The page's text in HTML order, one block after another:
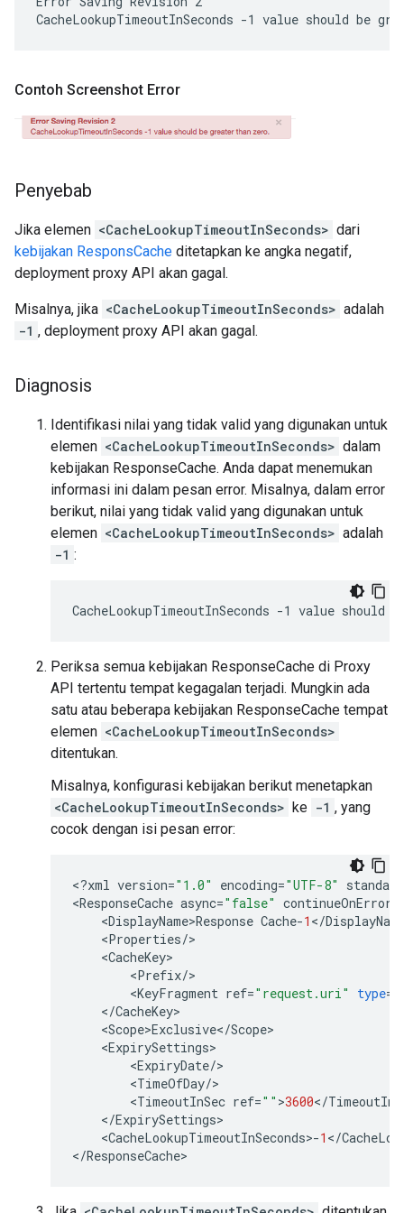
Contoh Screenshot Error
Penyebab
Jika elemen <CacheLookupTimeoutInSeconds> dari
kebijakan ResponsCache ditetapkan ke angka negatif,
deployment proxy API akan gagal.
Misalnya, jika <CacheLookupTimeoutInSeconds> adalah
-1 , deployment proxy API akan gagal.
Diagnosis
Identifikasi nilai yang tidak valid yang digunakan untuk
elemen <CacheLookupTimeoutInSeconds> dalam
kebijakan ResponseCache. Anda dapat menemukan
informasi ini dalam pesan error. Misalnya, dalam error
berikut, nilai yang tidak valid yang digunakan untuk
elemen <CacheLookupTimeoutInSeconds> adalah
-1 :
Periksa semua kebijakan ResponseCache di Proxy
API tertentu tempat kegagalan terjadi. Mungkin ada
satu atau beberapa kebijakan ResponseCache tempat
elemen <CacheLookupTimeoutInSeconds>
ditentukan.
Misalnya, konfigurasi kebijakan berikut menetapkan
<CacheLookupTimeoutInSeconds> ke -1 , yang
cocok dengan isi pesan error:
<?xml version="1.0" encoding="UTF-8"
<ResponseCache async="false" continueOnError
<DisplayName>Response Cache-1 </
<Properties/
<CacheKey
<Prefix/
<KeyFragment ref="request.uri" type=
</CacheKey
<Scope>Exclusive</Scope
<ExpirySettings
<ExpiryDate/
<TimeOfDay/
<TimeoutInSec ref="" >3600</
</ExpirySettings
<CacheLookupTimeoutInSeconds>-1 </
</ResponseCache